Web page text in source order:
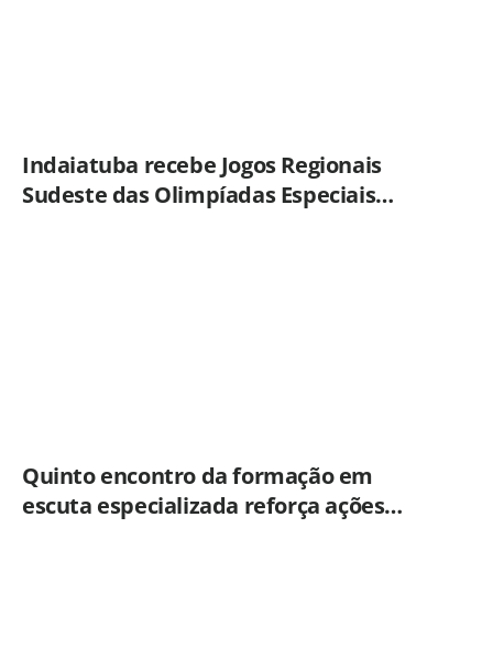
Indaiatuba recebe Jogos Regionais
Sudeste das Olimpíadas Especiais
Quinto encontro da formação em
escuta especializada reforça ações